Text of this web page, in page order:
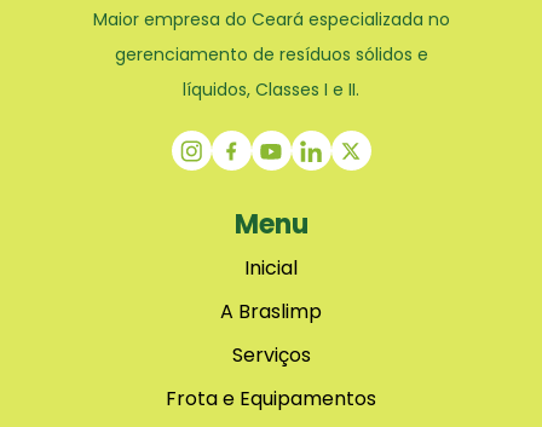
Maior empresa do Ceará especializada no
gerenciamento de resíduos sólidos e
líquidos, Classes I e II.
Menu
Inicial
A Braslimp
Serviços
Frota e Equipamentos